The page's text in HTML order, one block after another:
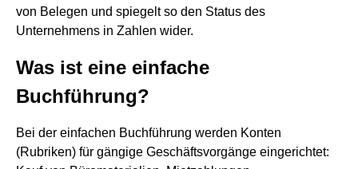
von Belegen und spiegelt so den Status des
Unternehmens in Zahlen wider.
Was ist eine einfache
Buchführung?
Bei der einfachen Buchführung werden Konten
(Rubriken) für gängige Geschäftsvorgänge eingerichtet: